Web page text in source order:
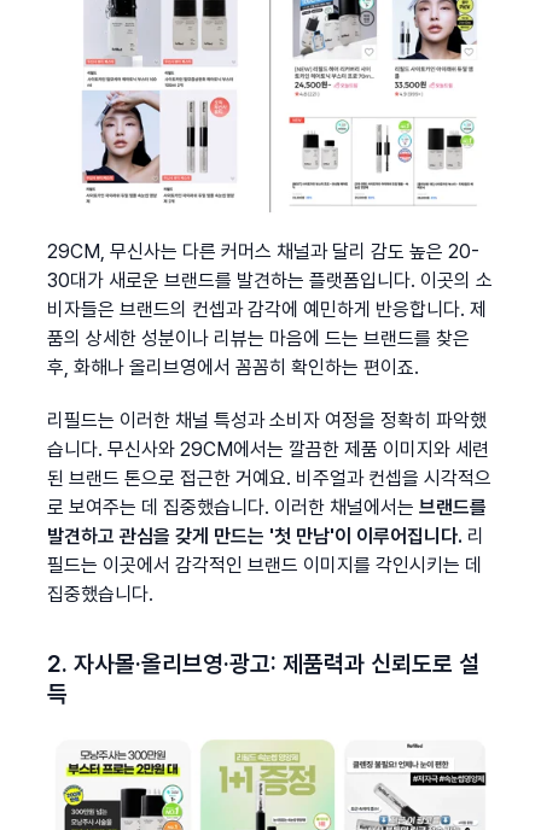
29CM, 무신사는 다른 커머스 채널과 달리 감도 높은 20-
30대가 새로운 브랜드를 발견하는 플랫폼입니다. 이곳의 소
비자들은 브랜드의 컨셉과 감각에 예민하게 반응합니다. 제
품의 상세한 성분이나 리뷰는 마음에 드는 브랜드를 찾은
후, 화해나 올리브영에서 꼼꼼히 확인하는 편이죠.
리필드는 이러한 채널 특성과 소비자 여정을 정확히 파악했
습니다. 무신사와 29CM에서는 깔끔한 제품 이미지와 세련
된 브랜드 톤으로 접근한 거예요. 비주얼과 컨셉을 시각적으
로 보여주는 데 집중했습니다. 이러한 채널에서는 브랜드를
발견하고 관심을 갖게 만드는 '첫 만남'이 이루어집니다. 리
필드는 이곳에서 감각적인 브랜드 이미지를 각인시키는 데
집중했습니다.
2. 자사몰·올리브영·광고: 제품력과 신뢰도로 설
득